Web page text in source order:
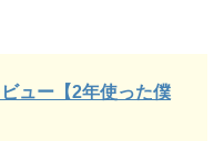
ュー【2年使った僕